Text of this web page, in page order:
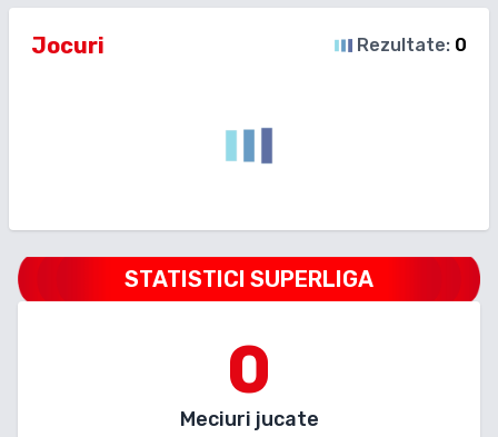
Jocuri Rezultate: 0
STATISTICI SUPERLIGA
0
Meciuri jucate